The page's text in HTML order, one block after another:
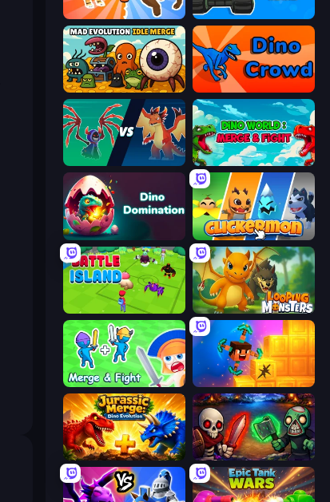
Animal DNA Run Tank Merge Royal
Mad Evolution: Idle Merge Dino Crowd
Monster Battle Dino World: Merge & Fight
Dino Domination Clickermon
Battle Island Looping Monsters
Merge and Fight Merge & Dig!
Jurassic Merge: Dino Evolution Monster Merge